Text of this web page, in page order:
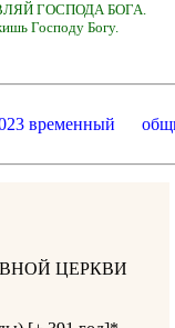
ГОСПОДА БОГА.
Господу Богу.
временный
ЦЕРКВИ